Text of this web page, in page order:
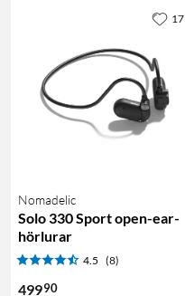
Nomadelic
Solo 330 Sport open-ear-
hörlurar
4.5 (8)
49990
17